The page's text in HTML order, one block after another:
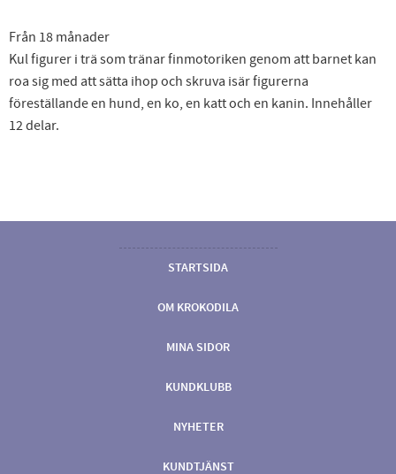
Från 18 månader
Kul figurer i trä som tränar finmotoriken genom att barnet kan
roa sig med att sätta ihop och skruva isär figurerna
föreställande en hund, en ko, en katt och en kanin. Innehåller
12 delar.
STARTSIDA
OM KROKODILA
MINA SIDOR
KUNDKLUBB
NYHETER
KUNDTJÄNST